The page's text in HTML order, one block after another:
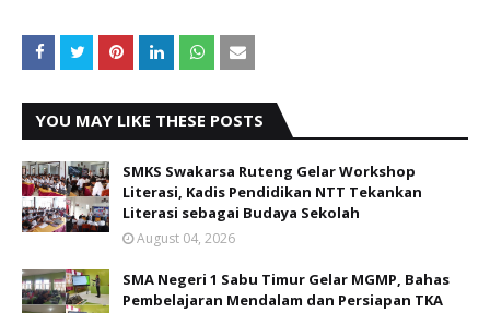
YOU MAY LIKE THESE POSTS
SMKS Swakarsa Ruteng Gelar Workshop
Literasi, Kadis Pendidikan NTT Tekankan
Literasi sebagai Budaya Sekolah
August 04, 2026
SMA Negeri 1 Sabu Timur Gelar MGMP, Bahas
Pembelajaran Mendalam dan Persiapan TKA